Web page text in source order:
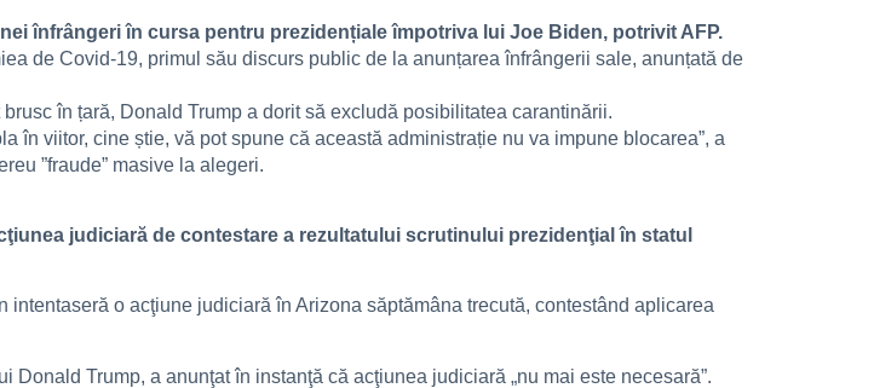
înfrângeri în cursa pentru prezidențiale împotriva lui Joe Biden, potrivit AFP.
de Covid-19, primul său discurs public de la anunțarea înfrângerii sale, anunțată de
în țară, Donald Trump a dorit să excludă posibilitatea carantinării.
în viitor, cine știe, vă pot spune că această administrație nu va impune blocarea”, a
”fraude” masive la alegeri.
judiciară de contestare a rezultatului scrutinului prezidenţial în statul
o acţiune judiciară în Arizona săptămâna trecută, contestând aplicarea
Trump, a anunţat în instanţă că acţiunea judiciară „nu mai este necesară”.